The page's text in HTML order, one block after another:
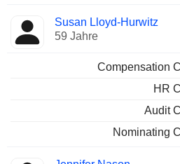
Susan Lloyd-Hurwitz
59 Jahre
Compensation
HR
Audit
Nominating